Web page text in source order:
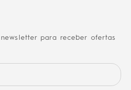
newsletter para receber ofertas